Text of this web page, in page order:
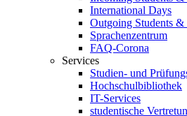
International Days
Outgoing Students &
Sprachenzentrum
FAQ-Corona
Services
Studien- und
Hochschulbibliothek
IT-Services
studentische